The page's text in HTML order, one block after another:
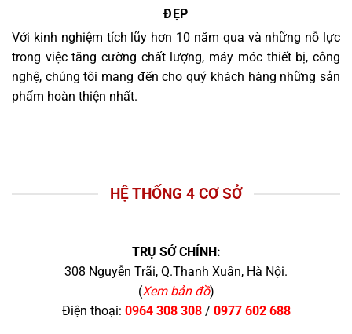
ĐẸP
Với kinh nghiệm tích lũy hơn 10 năm qua và những nỗ lực
trong việc tăng cường chất lượng, máy móc thiết bị, công
nghệ, chúng tôi mang đến cho quý khách hàng những sản
phẩm hoàn thiện nhất.
HỆ THỐNG 4 CƠ SỞ
TRỤ SỞ CHÍNH:
308 Nguyễn Trãi, Q.Thanh Xuân, Hà Nội.
(Xem bản đồ)
Điện thoại: 0964 308 308/ 0977 602 688